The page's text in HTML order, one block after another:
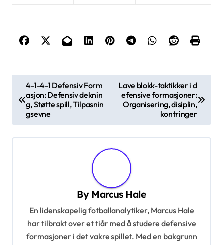
o
4-1-4-1 Defensiv Form
asjon: Defensiv deknin
g, Støtte spill, Tilpasnin
gsevne
Lave blokk-taktikker i d
efensive formasjoner:
Organisering, disiplin,
kontringer
By Marcus Hale
En lidenskapelig fotballanalytiker, Marcus Hale
har tilbrakt over et tiår med å studere defensive
formasjoner i det vakre spillet. Med en bakgrunn